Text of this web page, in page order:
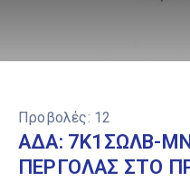
Προβολές: 12
ΑΔΑ: 7Κ1ΣΩΛΒ-
ΠΕΡΓΟΛΑΣ ΣΤΟ